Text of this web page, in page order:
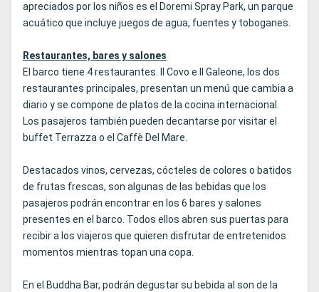
apreciados por los niños es el Doremi Spray Park, un parque
acuático que incluye juegos de agua, fuentes y toboganes.
Restaurantes, bares y salones
El barco tiene 4 restaurantes. Il Covo e Il Galeone, los dos
restaurantes principales, presentan un menú que cambia a
diario y se compone de platos de la cocina internacional.
Los pasajeros también pueden decantarse por visitar el
buffet Terrazza o el Caffè Del Mare.
Destacados vinos, cervezas, cócteles de colores o batidos
de frutas frescas, son algunas de las bebidas que los
pasajeros podrán encontrar en los 6 bares y salones
presentes en el barco. Todos ellos abren sus puertas para
recibir a los viajeros que quieren disfrutar de entretenidos
momentos mientras topan una copa.
En el Buddha Bar, podrán degustar su bebida al son de la